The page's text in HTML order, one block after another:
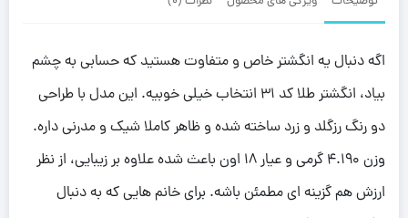
اگه دنبال یه انگشتر خاص و متفاوت هستید که حسابی به چشم
بیاد، انگشتر طلا کد 31 انتخاب خیلی خوبیه. این مدل با طراحی
دو رنگ رزگلد و زرد ساخته شده و ظاهر کاملا شیک و مدرنی داره.
وزن 4.190 گرمی و عیار 18 اون باعث شده علاوه بر زیبایی، از نظر
ارزش هم گزینه ای مطمئن باشه. برای خانم هایی که به دنبال